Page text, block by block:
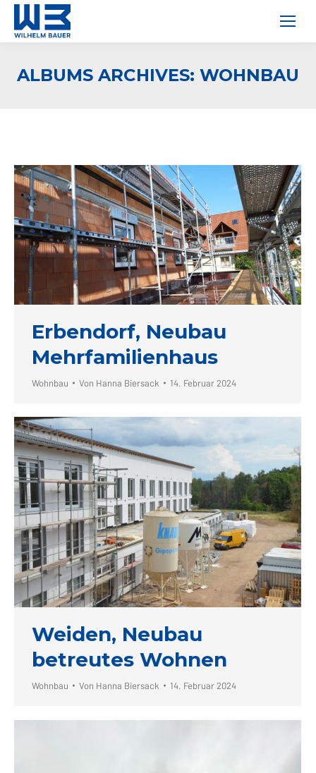
ALBUMS ARCHIVES: WOHNBAU
Erbendorf, Neubau
Mehrfamilienhaus
Wohnbau Von Hanna Biersack 14. Februar 2024
Weiden, Neubau
betreutes Wohnen
Wohnbau Von Hanna Biersack 14. Februar 2024